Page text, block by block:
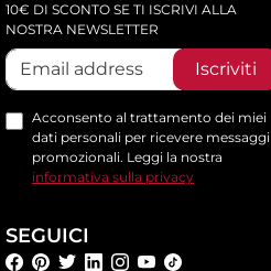
10€ DI SCONTO SE TI ISCRIVI ALLA
NOSTRA NEWSLETTER
Iscriviti
Acconsento al trattamento dei miei
dati personali per ricevere messaggi
promozionali. Leggi la nostra
informativa sulla privacy
SEGUICI